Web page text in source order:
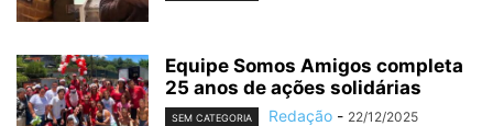
Equipe Somos Amigos completa
25 anos de ações solidárias
SEM CATEGORIA Redação - 22/12/2025